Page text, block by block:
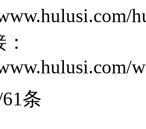
条